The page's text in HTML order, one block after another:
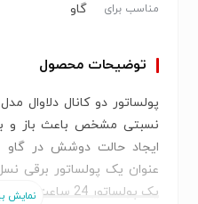
مناسب برای گاو
توضیحات محصول
نسبتی مشخص باعث باز و
ایجاد حالت دوشش در گاو
عنوان یک پولساتور برقی
یک پولساتور 24 ساعت کار می باشد.